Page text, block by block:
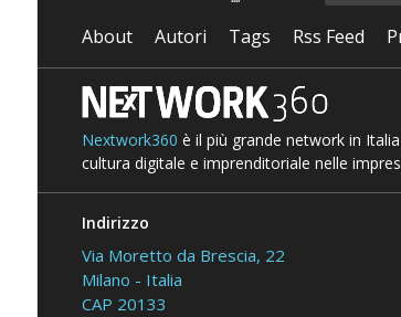
About Autori Tags Rss Feed
Nextwork360 è il più grande network in
cultura digitale e imprenditoriale nelle
Indirizzo
Via Moretto da Brescia, 22
Milano - Italia
CAP 20133